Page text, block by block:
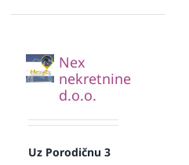
Nex
nekretnine
d.o.o.
Uz Porodičnu 3